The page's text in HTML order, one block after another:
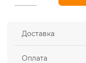
Доставка
Оплата